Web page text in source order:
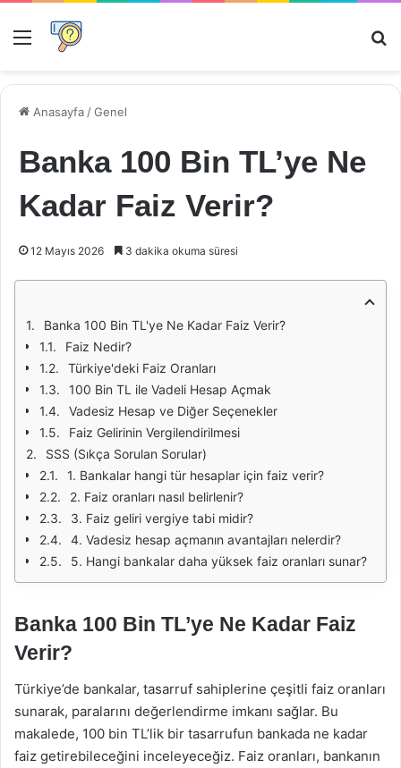
Menü
Anasayfa /Genel
Banka 100 Bin TL’ye Ne
Kadar Faiz Verir?
12 Mayıs 2026 3 dakika okuma süresi
Banka 100 Bin TL'ye Ne Kadar Faiz Verir?
Faiz Nedir?
Türkiye'deki Faiz Oranları
100 Bin TL ile Vadeli Hesap Açmak
Vadesiz Hesap ve Diğer Seçenekler
Faiz Gelirinin Vergilendirilmesi
SSS (Sıkça Sorulan Sorular)
1. Bankalar hangi tür hesaplar için faiz verir?
2. Faiz oranları nasıl belirlenir?
3. Faiz geliri vergiye tabi midir?
4. Vadesiz hesap açmanın avantajları nelerdir?
5. Hangi bankalar daha yüksek faiz oranları sunar?
Banka 100 Bin TL’ye Ne Kadar Faiz
Verir?
Türkiye’de bankalar, tasarruf sahiplerine çeşitli faiz oranları
sunarak, paralarını değerlendirme imkanı sağlar. Bu
makalede, 100 bin TL’lik bir tasarrufun bankada ne kadar
faiz getirebileceğini inceleyeceğiz. Faiz oranları, bankanın